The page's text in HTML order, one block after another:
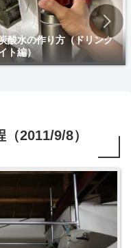
酸水の作り方（ドリンク
ト編）
2011/9/8）